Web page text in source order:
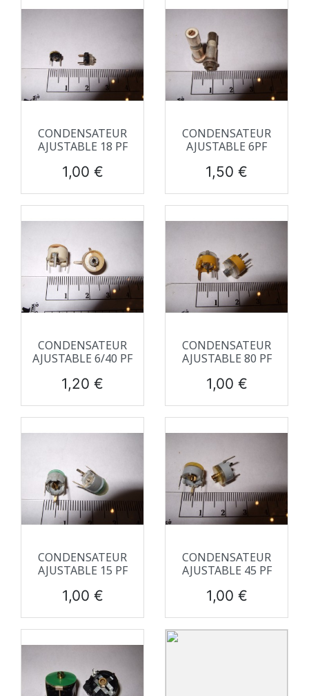
CONDENSATEUR
AJUSTABLE 18 PF
Prix
1,00 €
CONDENSATEUR
AJUSTABLE 6PF
Prix
1,50 €
CONDENSATEUR
AJUSTABLE 6/40 PF
Prix
1,20 €
CONDENSATEUR
AJUSTABLE 80 PF
Prix
1,00 €
CONDENSATEUR
AJUSTABLE 15 PF
Prix
1,00 €
CONDENSATEUR
AJUSTABLE 45 PF
Prix
1,00 €